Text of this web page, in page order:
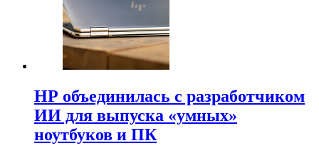
HP объединилась с разработчиком
ИИ для выпуска «умных»
ноутбуков и ПК